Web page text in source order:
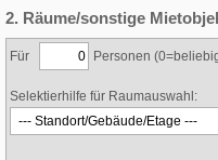
2. Räume/sonstige
Für Personen
Selektierhilfe für Raumauswahl: